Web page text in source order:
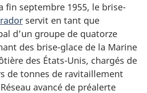
fin septembre 1955, le brise-
servit en tant que
d’un groupe de quatorze
des brise-glace de la Marine
des États-Unis, chargés de
de tonnes de ravitaillement
avancé de préalerte